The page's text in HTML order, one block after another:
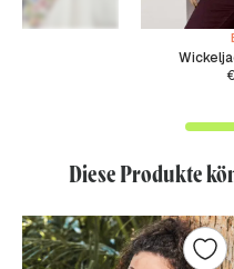
Diese Produkte